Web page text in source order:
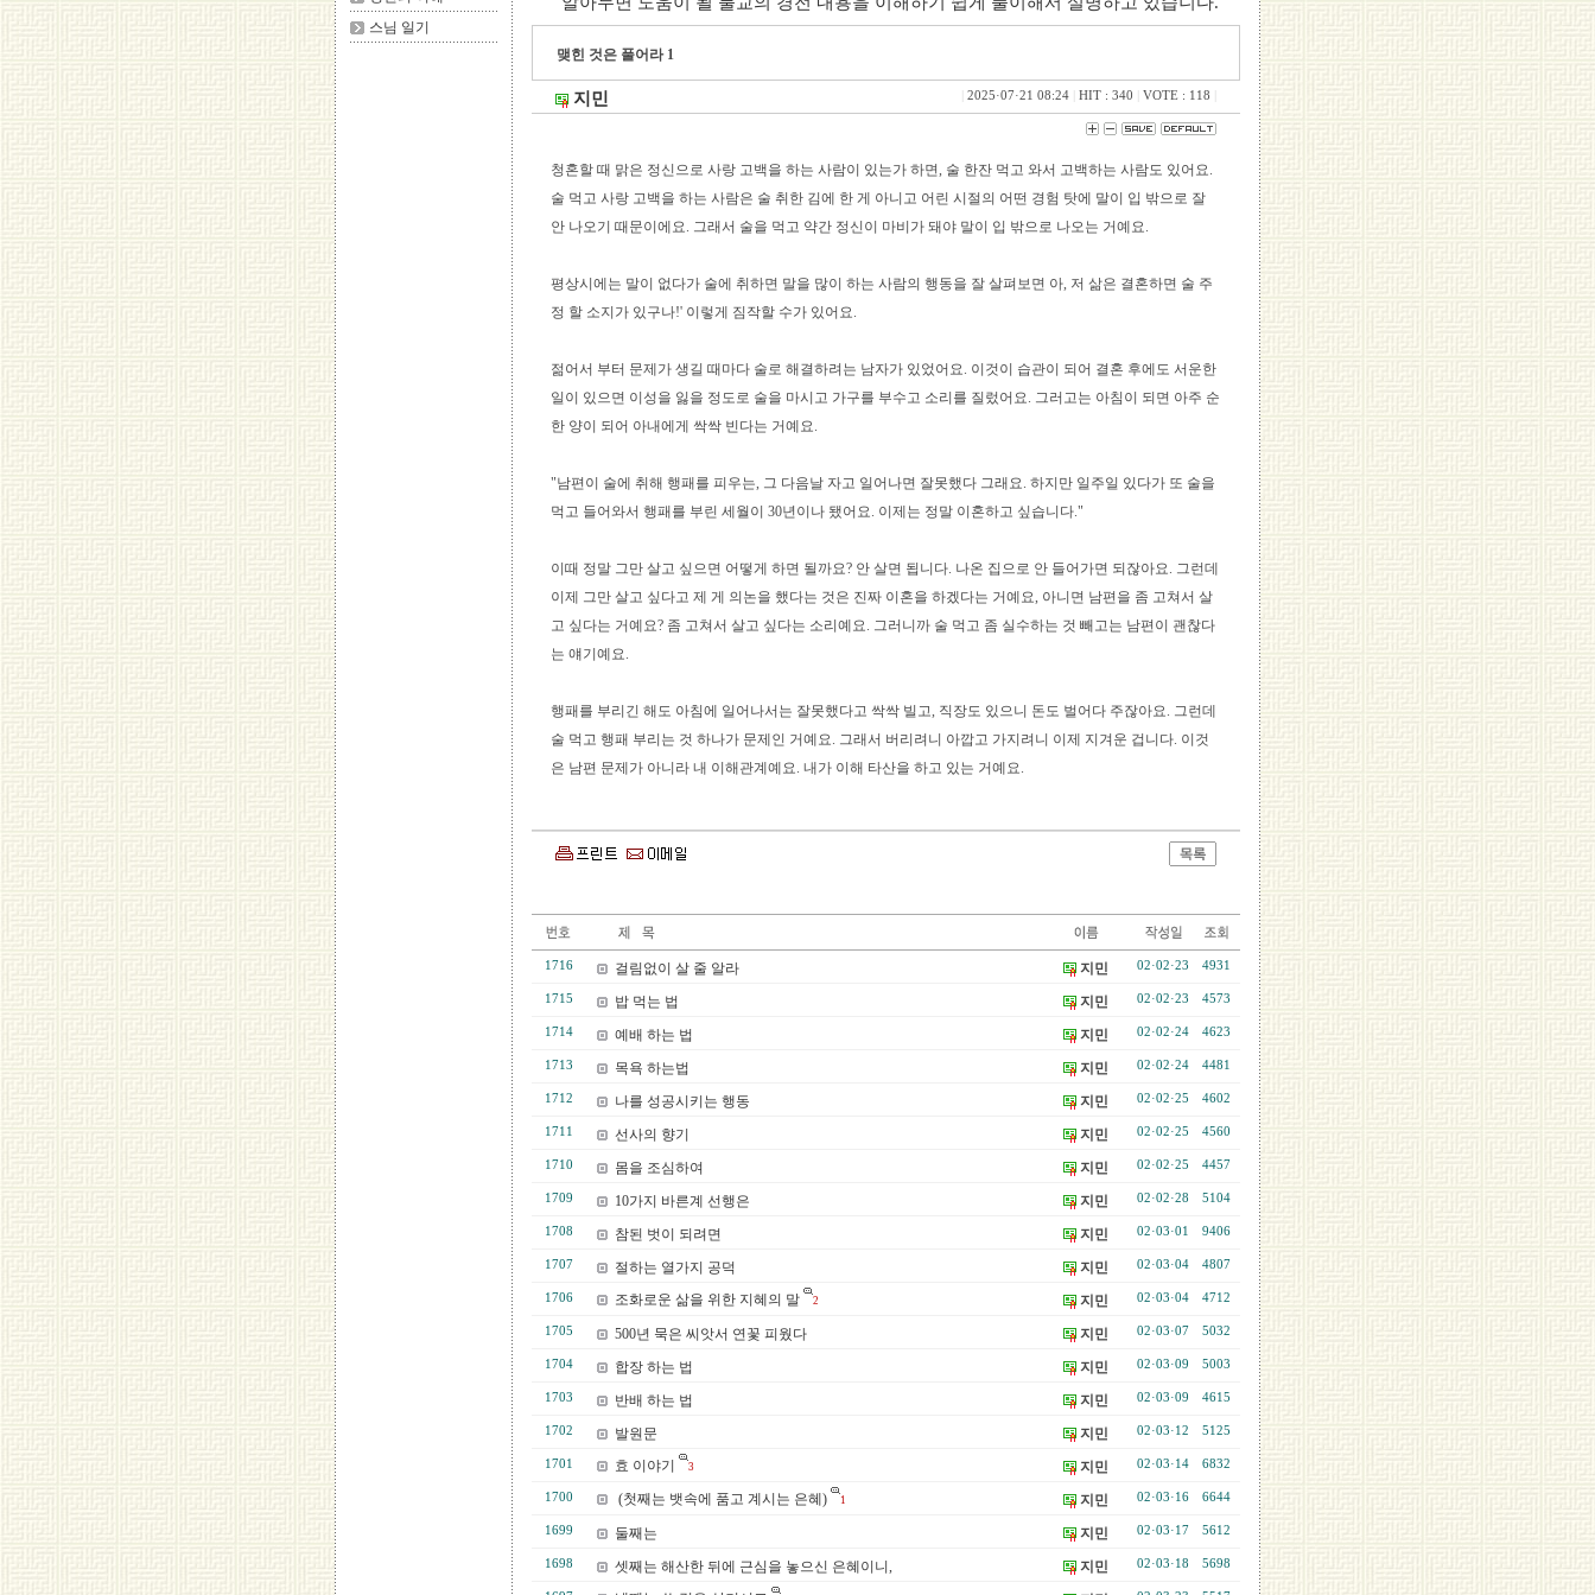
스님 일기
맺힌 것은 풀어라 1
지민 2025·07·21 08:24 HIT : 340 VOTE : 118
청혼할 때 맑은 정신으로 사랑 고백을 하는 사람이 있는가 하면, 술 한잔 먹고 와서 고백하는 사람도 있어요.
술 먹고 사랑 고백을 하는 사람은 술 취한 김에 한 게 아니고 어린 시절의 어떤 경험 탓에 말이 입 밖으로 잘
안 나오기 때문이에요. 그래서 술을 먹고 약간 정신이 마비가 돼야 말이 입 밖으로 나오는 거예요.
평상시에는 말이 없다가 술에 취하면 말을 많이 하는 사람의 행동을 잘 살펴보면 아, 저 삶은 결혼하면 술 주
정 할 소지가 있구나!' 이렇게 짐작할 수가 있어요.
젊어서 부터 문제가 생길 때마다 술로 해결하려는 남자가 있었어요. 이것이 습관이 되어 결혼 후에도 서운한
일이 있으면 이성을 잃을 정도로 술을 마시고 가구를 부수고 소리를 질렀어요. 그러고는 아침이 되면 아주 순
한 양이 되어 아내에게 싹싹 빈다는 거예요.
"남편이 술에 취해 행패를 피우는, 그 다음날 자고 일어나면 잘못했다 그래요. 하지만 일주일 있다가 또 술을
먹고 들어와서 행패를 부린 세월이 30년이나 됐어요. 이제는 정말 이혼하고 싶습니다."
이때 정말 그만 살고 싶으면 어떻게 하면 될까요? 안 살면 됩니다. 나온 집으로 안 들어가면 되잖아요. 그런데
이제 그만 살고 싶다고 제 게 의논을 했다는 것은 진짜 이혼을 하겠다는 거예요, 아니면 남편을 좀 고쳐서 살
고 싶다는 거예요? 좀 고쳐서 살고 싶다는 소리예요. 그러니까 술 먹고 좀 실수하는 것 빼고는 남편이 괜찮다
는 얘기예요.
행패를 부리긴 해도 아침에 일어나서는 잘못했다고 싹싹 빌고, 직장도 있으니 돈도 벌어다 주잖아요. 그런데
술 먹고 행패 부리는 것 하나가 문제인 거예요. 그래서 버리려니 아깝고 가지려니 이제 지겨운 겁니다. 이것
은 남편 문제가 아니라 내 이해관계예요. 내가 이해 타산을 하고 있는 거예요.
1716 걸림없이 살 줄 알라 지민 02·02·23 4931
1715 밥 먹는 법 지민 02·02·23 4573
1714 예배 하는 법 지민 02·02·24 4623
1713 목욕 하는법 지민 02·02·24 4481
1712 나를 성공시키는 행동 지민 02·02·25 4602
1711 선사의 향기 지민 02·02·25 4560
1710 몸을 조심하여 지민 02·02·25 4457
1709 10가지 바른계 선행은 지민 02·02·28 5104
1708 참된 벗이 되려면 지민 02·03·01 9406
1707 절하는 열가지 공덕 지민 02·03·04 4807
1706 조화로운 삶을 위한 지혜의 말 2 지민 02·03·04 4712
1705 500년 묵은 씨앗서 연꽃 피웠다 지민 02·03·07 5032
1704 합장 하는 법 지민 02·03·09 5003
1703 반배 하는 법 지민 02·03·09 4615
1702 발원문 지민 02·03·12 5125
1701 효 이야기 3 지민 02·03·14 6832
1700 (첫째는 뱃속에 품고 계시는 은혜) 1 지민 02·03·16 6644
1699 둘째는 지민 02·03·17 5612
1698 셋째는 해산한 뒤에 근심을 놓으신 은혜이니, 지민 02·03·18 5698